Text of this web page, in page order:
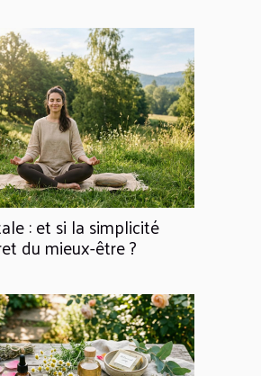
: et si la simplicité
du mieux-être ?